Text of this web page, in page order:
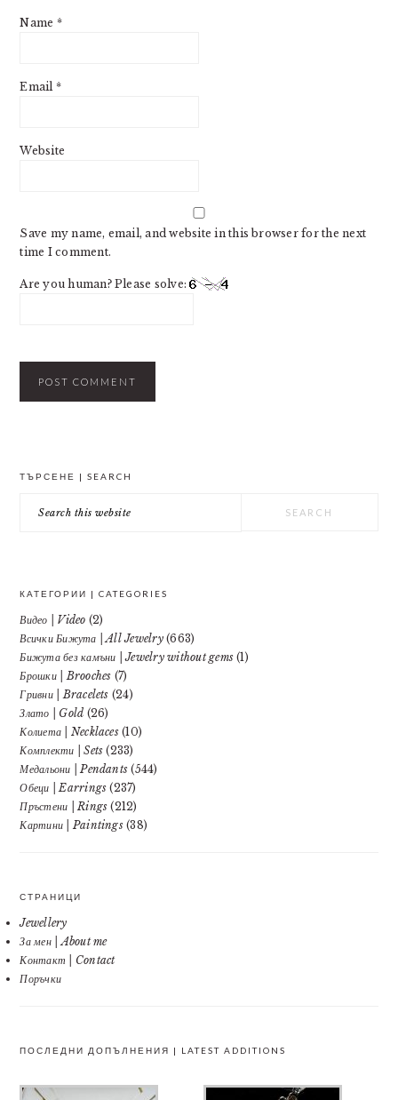
Name *
Email *
Website
Save my name, email, and website in this browser for the next
time I comment.
Are you human? Please solve:
ТЪРСЕНЕ | SEARCH
this
КАТЕГОРИИ | CATEGORIES
Видео | Video (2)
Всички Бижута | All Jewelry(663)
Бижута без камъни | Jewelry without gems (1)
Брошки | Brooches (7)
Гривни | Bracelets (24)
Злато | Gold (26)
Колиета | Necklaces(10)
Комплекти | Sets (233)
Медальони | Pendants (544)
Обеци | Earrings (237)
Пръстени | Rings (212)
Картини | Paintings(38)
СТРАНИЦИ
Jewellery
За мен | About me
Контакт | Contact
Поръчки
ПОСЛЕДНИ ДОПЪЛНЕНИЯ | LATEST ADDITIONS